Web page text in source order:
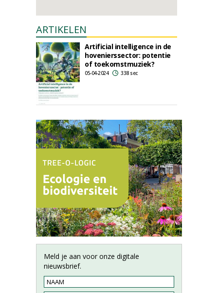
ARTIKELEN
Artificial intelligence in de
hovenierssector: potentie
of toekomstmuziek?
05-04-2024 338 sec
Meld je aan voor onze digitale
nieuwsbrief.